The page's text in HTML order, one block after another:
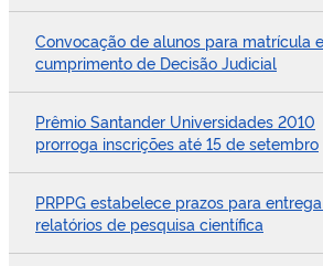
Convocação de alunos para matrícula
cumprimento de Decisão Judicial
Prêmio Santander Universidades 2010
prorroga inscrições até 15 de setembro
PRPPG estabelece prazos para
relatórios de pesquisa científica